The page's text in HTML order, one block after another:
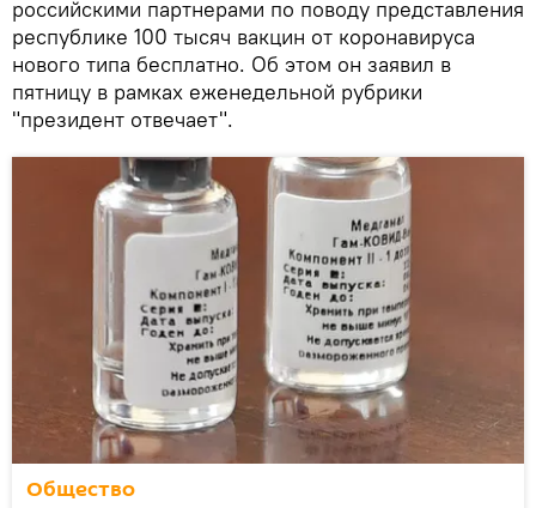
российскими партнерами по поводу представления
республике 100 тысяч вакцин от коронавируса
нового типа бесплатно. Об этом он заявил в
пятницу в рамках еженедельной рубрики
"президент отвечает".
Общество